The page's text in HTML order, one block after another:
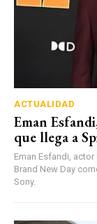
ACTUALIDAD
Eman
que llega a
Eman Esfandi,
Brand New Day
Sony.